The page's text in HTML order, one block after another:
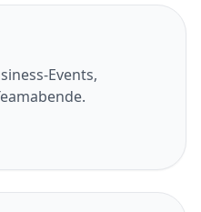
Events,